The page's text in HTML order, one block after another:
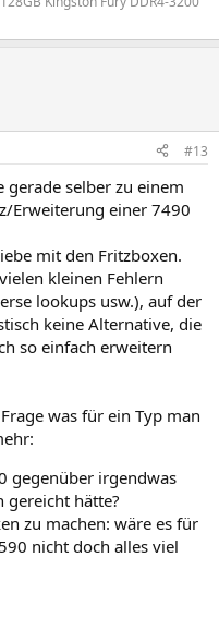
#13
gerade selber zu einem
Erweiterung einer 7490
mit den Fritzboxen.
kleinen Fehlern
lookups usw.), auf der
keine Alternative, die
so einfach erweitern
was für ein Typ man
gegenüber irgendwas
gereicht hätte?
zu machen: wäre es für
nicht doch alles viel